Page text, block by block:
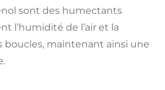
sont des humectants
l’humidité de l’air et la
boucles, maintenant ainsi une